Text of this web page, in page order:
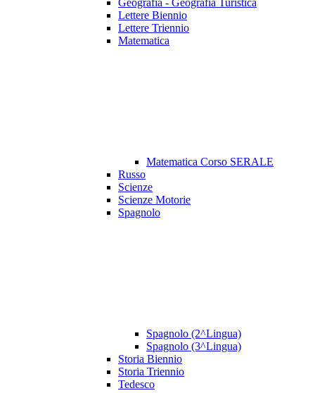
Geografia - Geografia Turistica
Lettere Biennio
Lettere Triennio
Matematica
Matematica Corso SERALE
Russo
Scienze
Scienze Motorie
Spagnolo
Spagnolo (2^Lingua)
Spagnolo (3^Lingua)
Storia Biennio
Storia Triennio
Tedesco